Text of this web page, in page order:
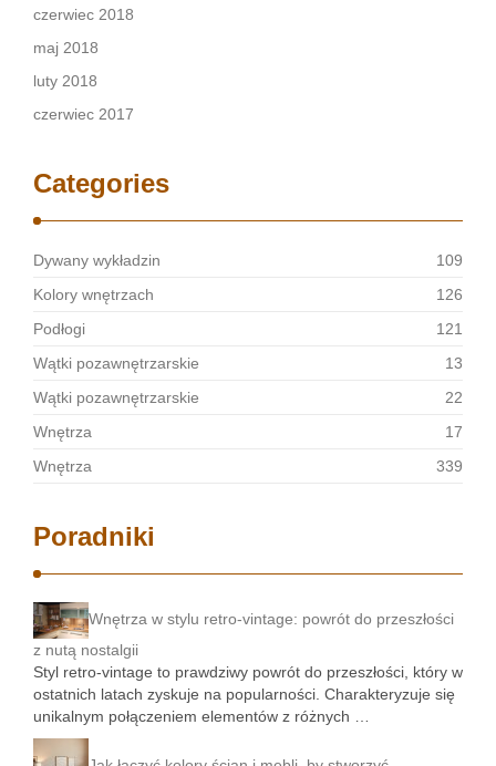
czerwiec 2018
maj 2018
luty 2018
czerwiec 2017
Categories
Dywany wykładzin
109
Kolory wnętrzach
126
Podłogi
121
Wątki pozawnętrzarskie
13
Wątki pozawnętrzarskie
22
Wnętrza
17
Wnętrza
339
Poradniki
Wnętrza w stylu retro-vintage: powrót do przeszłości
z nutą nostalgii
Styl retro-vintage to prawdziwy powrót do przeszłości, który w
ostatnich latach zyskuje na popularności. Charakteryzuje się
unikalnym połączeniem elementów z różnych …